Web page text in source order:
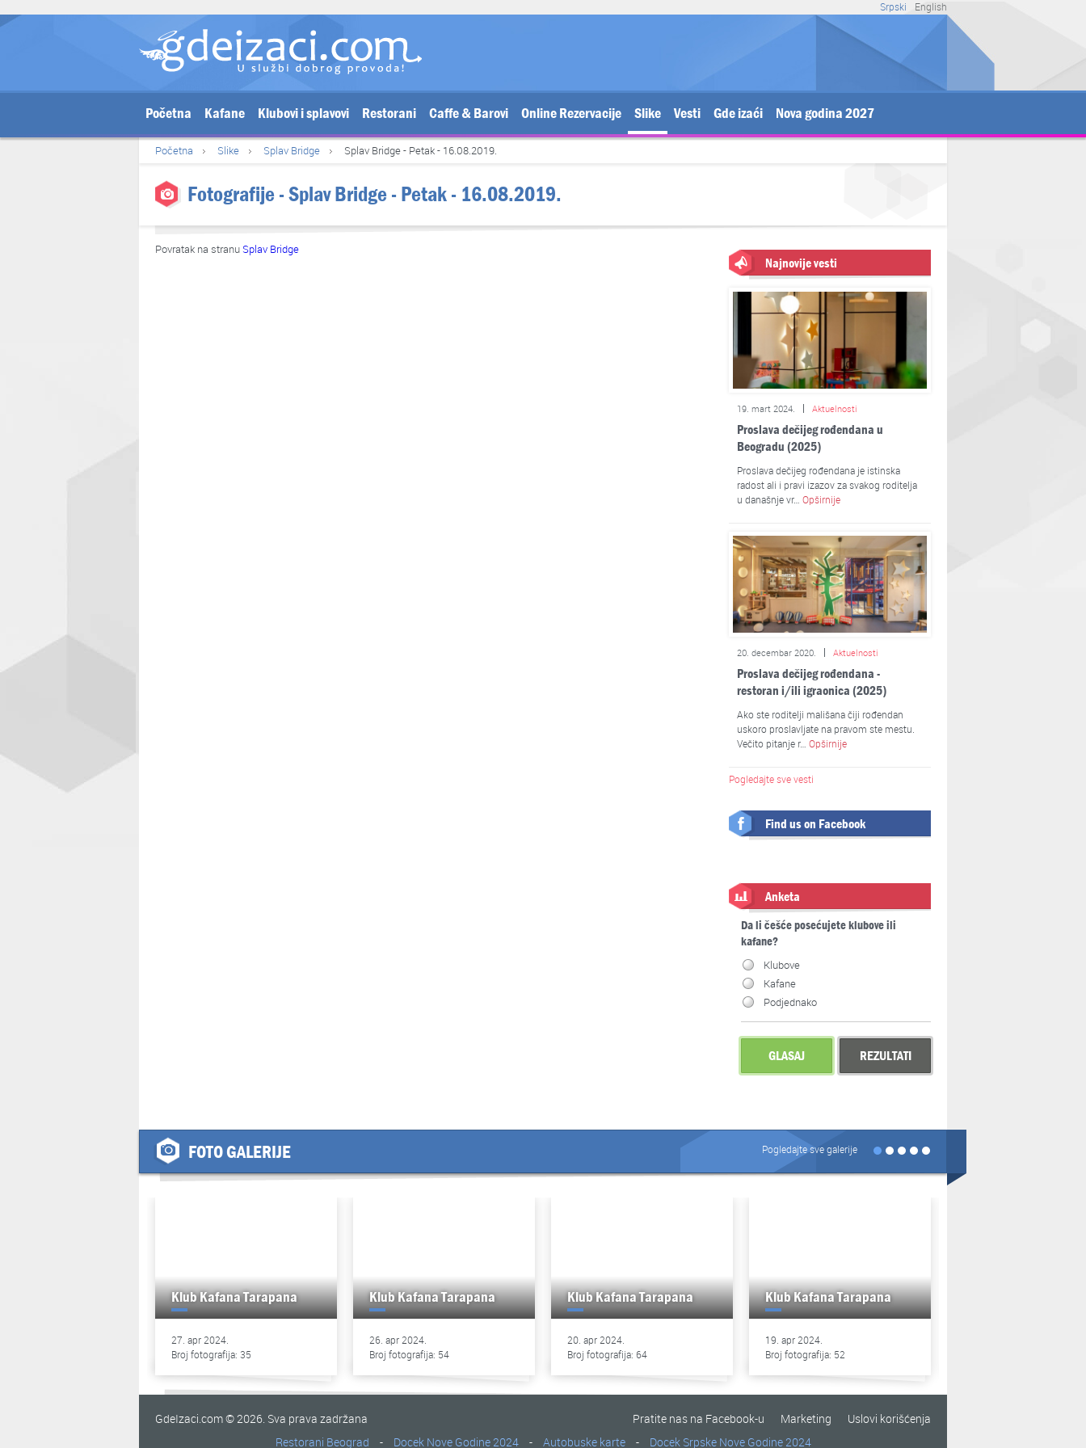
English
Srpski
Početna Kafane Klubovi i splavovi Restorani Caffe & Barovi Online Rezervacije Slike Vesti Gde izaći Nova godina 2027
Početna Slike Splav Bridge Splav Bridge - Petak - 16.08.2019.
Fotografije - Splav Bridge - Petak - 16.08.2019.
Povratak na stranu Splav Bridge
Najnovije vesti
19. mart 2024. Aktuelnosti
Proslava dečijeg rođendana u
Beogradu (2025)
Proslava dečijeg rođendana je istinska
radost ali i pravi izazov za svakog roditelja
u današnje vr… Opširnije
20. decembar 2020. Aktuelnosti
Proslava dečijeg rođendana -
restoran i/ili igraonica (2025)
Ako ste roditelji mališana čiji rođendan
uskoro proslavljate na pravom ste mestu.
Večito pitanje r… Opširnije
Pogledajte sve vesti
Find us on Facebook
Anketa
Da li češće posećujete klubove ili
kafane?
Klubove
Kafane
Podjednako
GLASAJ REZULTATI
FOTO GALERIJE Pogledajte sve galerije
Klub Kafana Tarapana
27. apr 2024.
Broj fotografija: 35
Klub Kafana Tarapana
26. apr 2024.
Broj fotografija: 54
Klub Kafana Tarapana
20. apr 2024.
Broj fotografija: 64
Klub Kafana Tarapana
19. apr 2024.
Broj fotografija: 52
GdeIzaci.com © 2026. Sva prava zadržana Uslovi korišćenja
Marketing
Pratite nas na Facebook-u
Restorani Beograd
- Docek Nove Godine 2024 - Autobuske karte - Docek Srpske Nove Godine 2024